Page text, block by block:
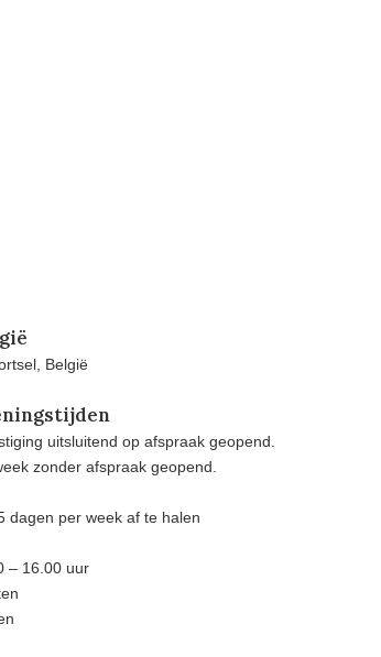
België
uitsluitend op afspraak geopend.
zonder afspraak geopend.
dagen per week af te halen
– 16.00 uur